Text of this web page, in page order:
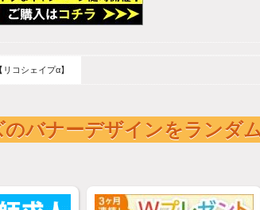
コシェイプα】
のバナーデザインをランダ